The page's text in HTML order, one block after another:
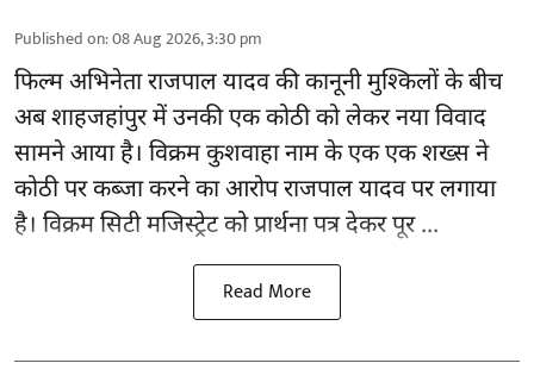
Published on:08 Aug 2026, 3:30 pm
फिल्म अभिनेताराजपाल यादवकी कानूनी मुश्किलों के बीच
अब शाहजहांपुर में उनकी एक कोठी को लेकर नया विवाद
सामने आया है। विक्रम कुशवाहा नाम के एक एक शख्स ने
कोठी पर कब्जा करने का आरोप राजपाल यादव पर लगाया
है। विक्रम सिटी मजिस्ट्रेट को प्रार्थना पत्र देकर पूर ...
Read More